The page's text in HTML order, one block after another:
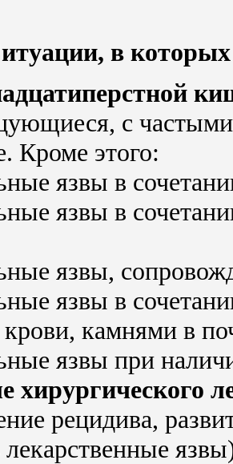
в
с
Кроме этого:
язвы в
язвы в
язвы,
язвы в
камнями в
язвы при
хирургического
рецидива,